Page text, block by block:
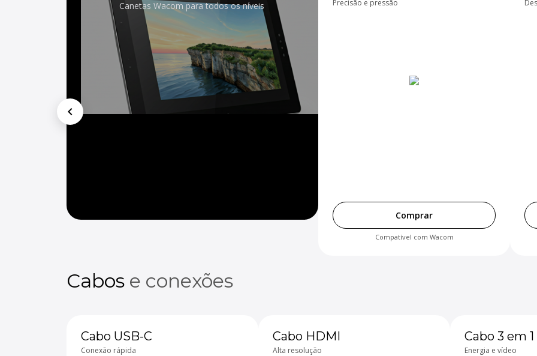
chevron_left
Canetas Wacom para todos os níveis Precisão e pressão
Comprar
Compatível com Wacom
Cabos e conexões
Cabo USB-C
Conexão rápida
Cabo HDMI
Alta resolução
Cabo 3 em 1
Energia e vídeo